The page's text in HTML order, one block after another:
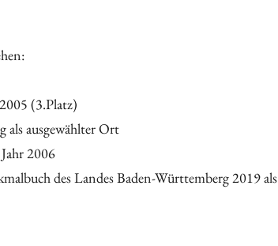
(3.Platz)
als ausgewählter Ort
2006
des Landes Baden-Württemberg 2019 als